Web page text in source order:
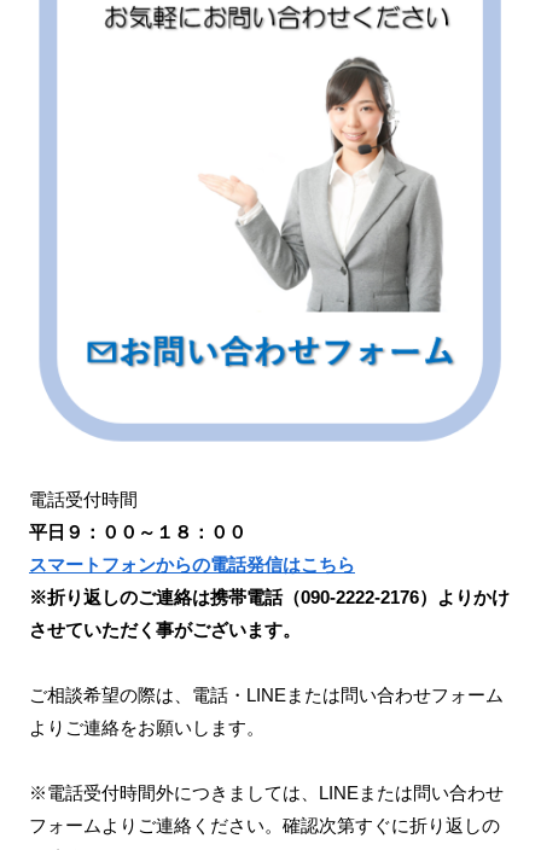
電話受付時間
平日９：００～１８：００
スマートフォンからの電話発信はこちら
※折り返しのご連絡は携帯電話（090-2222-2176）よりかけ
させていただく事がございます。
ご相談希望の際は、電話・LINEまたは問い合わせフォーム
よりご連絡をお願いします。
※電話受付時間外につきましては、LINEまたは問い合わせ
フォームよりご連絡ください。確認次第すぐに折り返しの